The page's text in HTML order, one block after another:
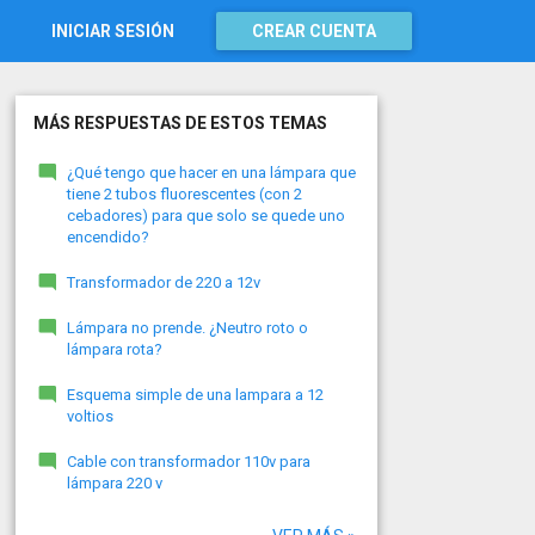
INICIAR SESIÓN CREAR CUENTA
MÁS RESPUESTAS DE ESTOS TEMAS
¿Qué tengo que hacer en una lámpara que
tiene 2 tubos fluorescentes (con 2
cebadores) para que solo se quede uno
encendido?
Transformador de 220 a 12v
Lámpara no prende. ¿Neutro roto o
lámpara rota?
Esquema simple de una lampara a 12
voltios
Cable con transformador 110v para
lámpara 220 v